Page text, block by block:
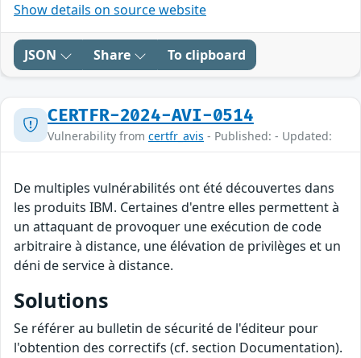
Show details on source website
JSON Share To clipboard
CERTFR-2024-AVI-0514
Vulnerability from certfr_avis - Published: - Updated:
De multiples vulnérabilités ont été découvertes dans
les produits IBM. Certaines d'entre elles permettent à
un attaquant de provoquer une exécution de code
arbitraire à distance, une élévation de privilèges et un
déni de service à distance.
Solutions
Se référer au bulletin de sécurité de l'éditeur pour
l'obtention des correctifs (cf. section Documentation).